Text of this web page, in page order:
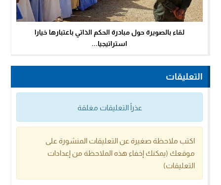
لقاء بالصويرة حول مبادرة الحكم الذاتي باعتبارها خيارا
استراتيجيا...
التعليقات
عذراً التعليقات مغلقة
اكتب ملاحظة صغيرة عن التعليقات المنشورة على
موقعك (يمكنك إخفاء هذه الملاحظة من إعدادات
التعليقات)